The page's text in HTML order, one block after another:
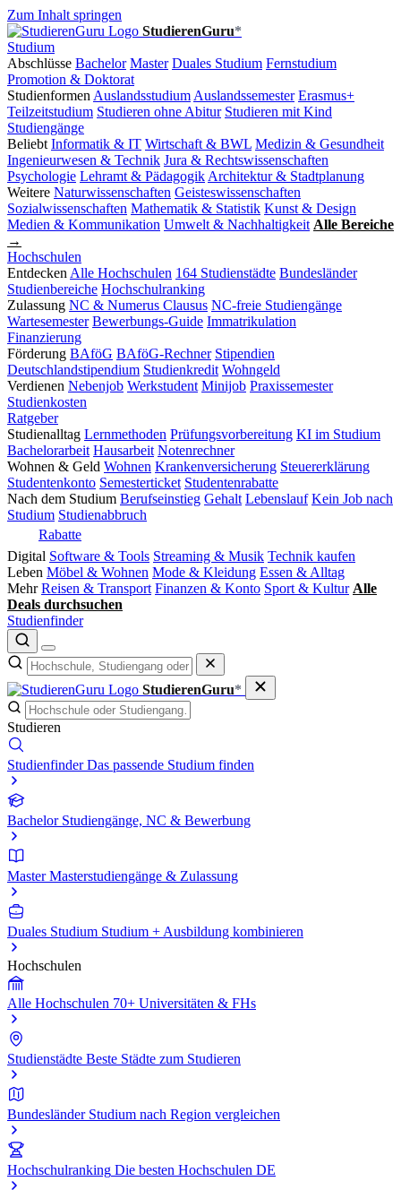
Zum Inhalt springen
StudierenGuru*
Studium
Abschlüsse Bachelor Master Duales Studium Fernstudium
Promotion & Doktorat
Studienformen Auslandsstudium Auslandssemester Erasmus+
Teilzeitstudium Studieren ohne Abitur Studieren mit Kind
Studiengänge
Beliebt Informatik & IT Wirtschaft & BWL Medizin & Gesundheit
Ingenieurwesen & Technik Jura & Rechtswissenschaften
Psychologie Lehramt & Pädagogik Architektur & Stadtplanung
Weitere Naturwissenschaften Geisteswissenschaften
Sozialwissenschaften Mathematik & Statistik Kunst & Design
Medien & Kommunikation Umwelt & Nachhaltigkeit Alle Bereiche
→
Hochschulen
Entdecken Alle Hochschulen 164 Studienstädte Bundesländer
Studienbereiche Hochschulranking
Zulassung NC & Numerus Clausus NC-freie Studiengänge
Wartesemester Bewerbungs-Guide Immatrikulation
Finanzierung
Förderung BAföG BAföG-Rechner Stipendien
Deutschlandstipendium Studienkredit Wohngeld
Verdienen Nebenjob Werkstudent Minijob Praxissemester
Studienkosten
Ratgeber
Studienalltag Lernmethoden Prüfungsvorbereitung KI im Studium
Bachelorarbeit Hausarbeit Notenrechner
Wohnen & Geld Wohnen Krankenversicherung Steuererklärung
Studentenkonto Semesterticket Studentenrabatte
Nach dem Studium Berufseinstieg Gehalt Lebenslauf Kein Job nach
Studium Studienabbruch
Rabatte
Digital Software & Tools Streaming & Musik Technik kaufen
Leben Möbel & Wohnen Mode & Kleidung Essen & Alltag
Mehr Reisen & Transport Finanzen & Konto Sport & Kultur Alle
Deals durchsuchen
Studienfinder
StudierenGuru*
Studieren
Studienfinder Das passende Studium finden
Bachelor Studiengänge, NC & Bewerbung
Master Masterstudiengänge & Zulassung
Duales Studium Studium + Ausbildung kombinieren
Hochschulen
Alle Hochschulen 70+ Universitäten & FHs
Studienstädte Beste Städte zum Studieren
Bundesländer Studium nach Region vergleichen
Hochschulranking Die besten Hochschulen DE